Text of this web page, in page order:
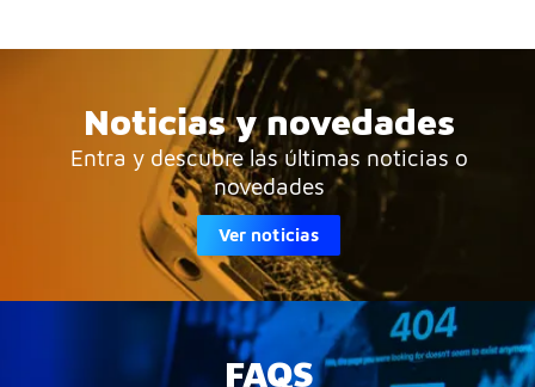
Noticias y novedades
Entra y descubre las últimas noticias o
novedades
Ver noticias
FAQS